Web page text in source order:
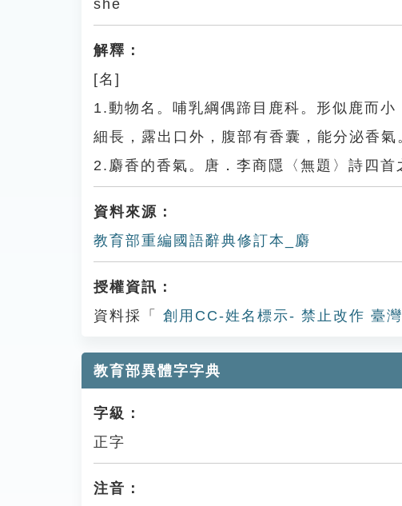
shè
解釋：
[名]
1.動物名。哺乳綱偶蹄目鹿科。形似鹿而
細長，露出口外，腹部有香囊，能分泌香氣
2.麝香的香氣。唐．李商隱〈無題〉詩四首
資料來源：
教育部重編國語辭典修訂本_麝
授權資訊：
資料採「
創用CC-姓名標示- 禁止改作 臺
教育部異體字字典
字級：
正字
注音：